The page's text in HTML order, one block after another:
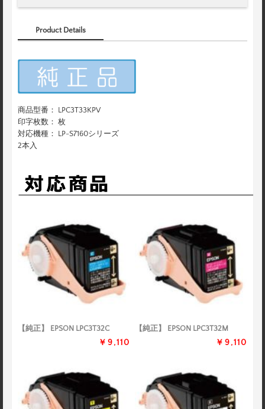
Product Details
商品型番： LPC3T33KPV
印字枚数： 枚
対応機種： LP-S7160シリーズ
2本入
【純正】 EPSON LPC3T32C
￥9,110
【純正】 EPSON LPC3T32M
￥9,110